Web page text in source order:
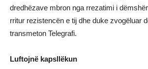
dredhëzave mbron nga rrezatimi i
rritur rezistencën e tij dhe duke zvogëluar
transmeton Telegrafi.
Luftojnë kapsllëkun